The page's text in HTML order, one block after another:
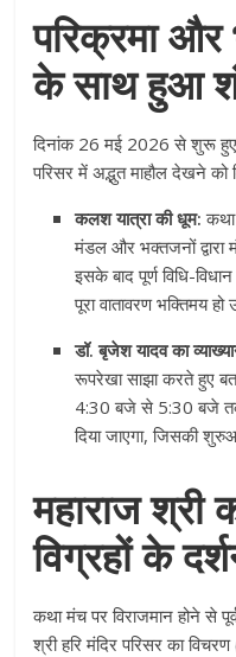
परिक्रमा
के साथ हुआ
दिनांक 26 मई 2026 से शुरू हुए
परिसर में अद्भुत माहौल देखने को
कलश यात्रा की धूम:
मंडल और भक्तजनों द्वारा
इसके बाद पूर्ण विधि-
पूरा वातावरण भक्तिमय हो
डॉ. बृजेश यादव का
रूपरेखा साझा करते हुए
4:30 बजे से 5:30 बजे तक
दिया जाएगा, जिसकी
महाराज श्री
विग्रहों के
कथा मंच पर विराजमान होने से
श्री हरि मंदिर परिसर का